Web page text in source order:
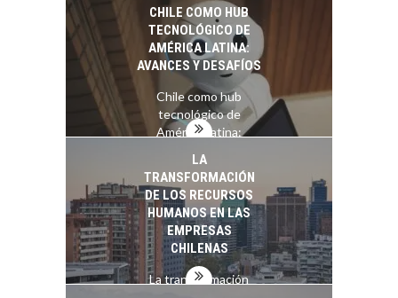
CHILE COMO HUB
TECNOLÓGICO DE
AMÉRICA LATINA:
AVANCES Y DESAFÍOS
Chile como hub
tecnológico de
América Latina:
LA
TRANSFORMACIÓN
DE LOS RECURSOS
HUMANOS EN LAS
EMPRESAS
CHILENAS
La transformación